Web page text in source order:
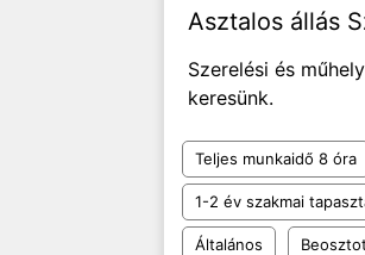
Asztalos állás
Szerelési és
keresünk.
Teljes munkaidő 8 óra
1-2 év szakmai
Általános